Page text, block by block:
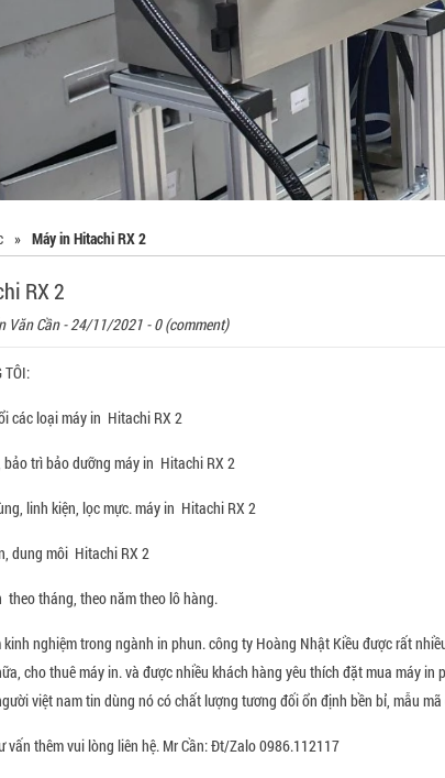
» Máy in Hitachi RX 2
RX 2
Văn Cần- 24/11/2021 - 0 (comment)
TÔI:
các loại máy in Hitachi RX 2
bảo trì bảo dưỡng máy in Hitachi RX 2
linh kiện, lọc mực. máy in Hitachi RX 2
dung môi Hitachi RX 2
theo tháng, theo năm theo lô hàng.
nghiệm trong ngành in phun. công ty Hoàng Nhật Kiều được rất
cho thuê máy in. và được nhiều khách hàng yêu thích đặt mua máy
việt nam tin dùng nó có chất lượng tương đối ổn định bền bỉ, mẫu
vấn thêm vui lòng liên hệ. Mr Cần: Đt/Zalo 0986.112117